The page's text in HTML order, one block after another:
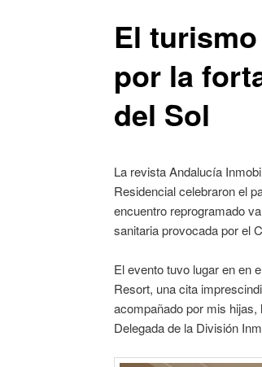
El
por la
del Sol
La revista Andalucía
Residencial celebraron el
encuentro reprogramado
sanitaria provocada por el
El evento tuvo lugar en en
Resort, una cita
acompañado por mis
Delegada de la División